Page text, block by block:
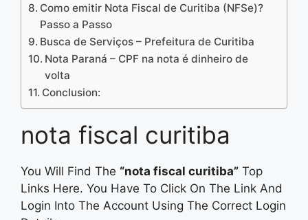
Como emitir Nota Fiscal de Curitiba (NFSe)?
Passo a Passo
Busca de Serviços – Prefeitura de Curitiba
Nota Paraná – CPF na nota é dinheiro de
volta
Conclusion:
nota fiscal curitiba
You Will Find The “nota fiscal curitiba” Top
Links Here. You Have To Click On The Link And
Login Into The Account Using The Correct Login